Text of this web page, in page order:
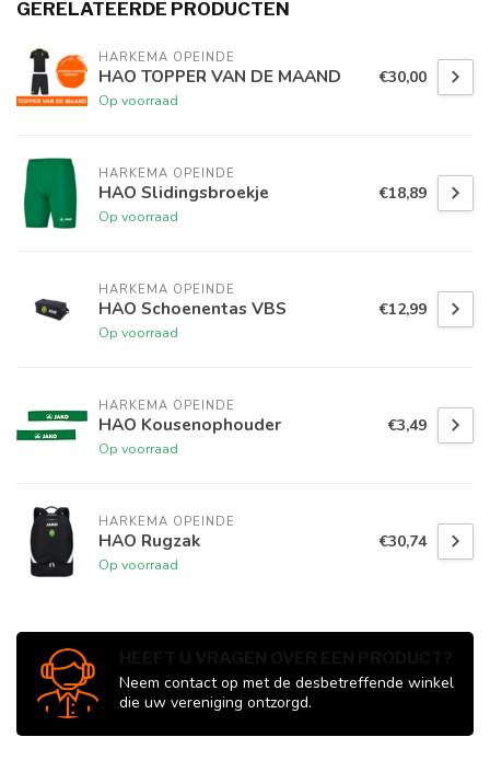
GERELATEERDE PRODUCTEN
HARKEMA OPEINDE
HAO TOPPER VAN DE MAAND
Op voorraad
€30,00
HARKEMA OPEINDE
HAO Slidingsbroekje
Op voorraad
€18,89
HARKEMA OPEINDE
HAO Schoenentas VBS
Op voorraad
€12,99
HARKEMA OPEINDE
HAO Kousenophouder
Op voorraad
€3,49
HARKEMA OPEINDE
HAO Rugzak
Op voorraad
€30,74
Neem contact op met de desbetreffende winkel
die uw vereniging ontzorgd.